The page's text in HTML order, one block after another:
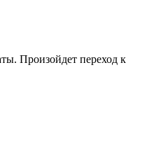
Произойдет переход к